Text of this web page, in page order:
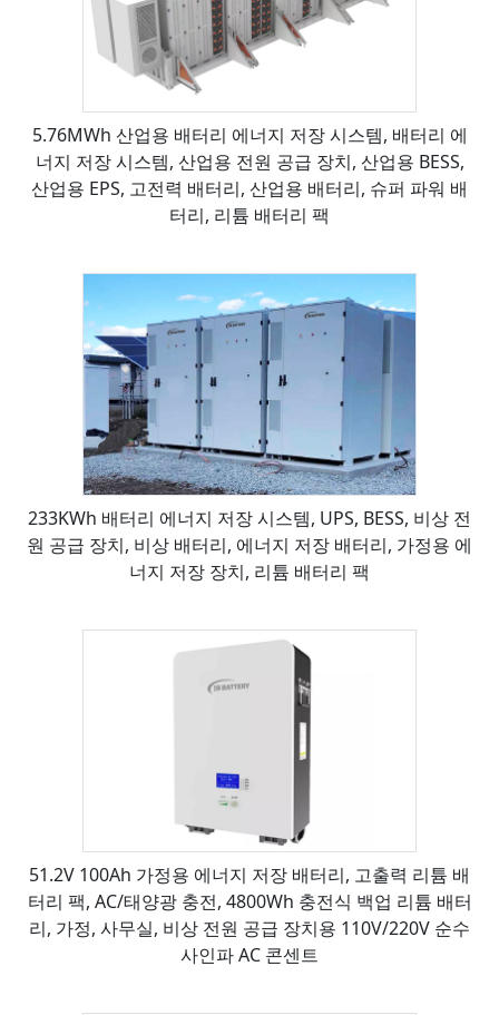
5.76MWh 산업용 배터리 에너지 저장 시스템, 배터리 에
너지 저장 시스템, 산업용 전원 공급 장치, 산업용 BESS,
산업용 EPS, 고전력 배터리, 산업용 배터리, 슈퍼 파워 배
터리, 리튬 배터리 팩
233KWh 배터리 에너지 저장 시스템, UPS, BESS, 비상 전
원 공급 장치, 비상 배터리, 에너지 저장 배터리, 가정용 에
너지 저장 장치, 리튬 배터리 팩
51.2V 100Ah 가정용 에너지 저장 배터리, 고출력 리튬 배
터리 팩, AC/태양광 충전, 4800Wh 충전식 백업 리튬 배터
리, 가정, 사무실, 비상 전원 공급 장치용 110V/220V 순수
사인파 AC 콘센트